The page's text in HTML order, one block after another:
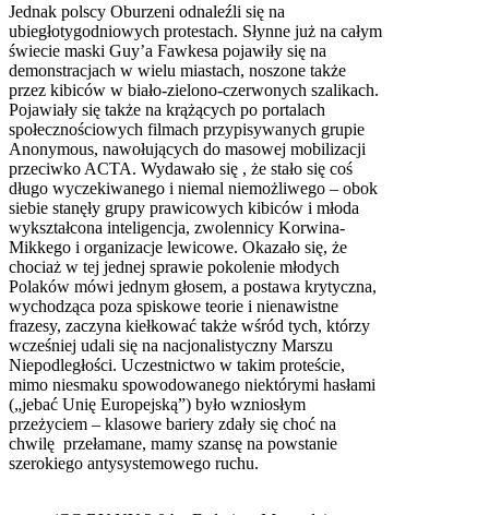
Jednak polscy Oburzeni odnaleźli się na
ubiegłotygodniowych protestach. Słynne już na całym
świecie maski Guy’a Fawkesa pojawiły się na
demonstracjach w wielu miastach, noszone także
przez kibiców w biało-zielono-czerwonych szalikach.
Pojawiały się także na krążących po portalach
społecznościowych filmach przypisywanych grupie
Anonymous, nawołujących do masowej mobilizacji
przeciwko ACTA. Wydawało się , że stało się coś
długo wyczekiwanego i niemal niemożliwego – obok
siebie stanęły grupy prawicowych kibiców i młoda
wykształcona inteligencja, zwolennicy Korwina-
Mikkego i organizacje lewicowe. Okazało się, że
chociaż w tej jednej sprawie pokolenie młodych
Polaków mówi jednym głosem, a postawa krytyczna,
wychodząca poza spiskowe teorie i nienawistne
frazesy, zaczyna kiełkować także wśród tych, którzy
wcześniej udali się na nacjonalistyczny Marszu
Niepodległości. Uczestnictwo w takim proteście,
mimo niesmaku spowodowanego niektórymi hasłami
(„jebać Unię Europejską”) było wzniosłym
przeżyciem – klasowe bariery zdały się choć na
chwilę przełamane, mamy szansę na powstanie
szerokiego antysystemowego ruchu.